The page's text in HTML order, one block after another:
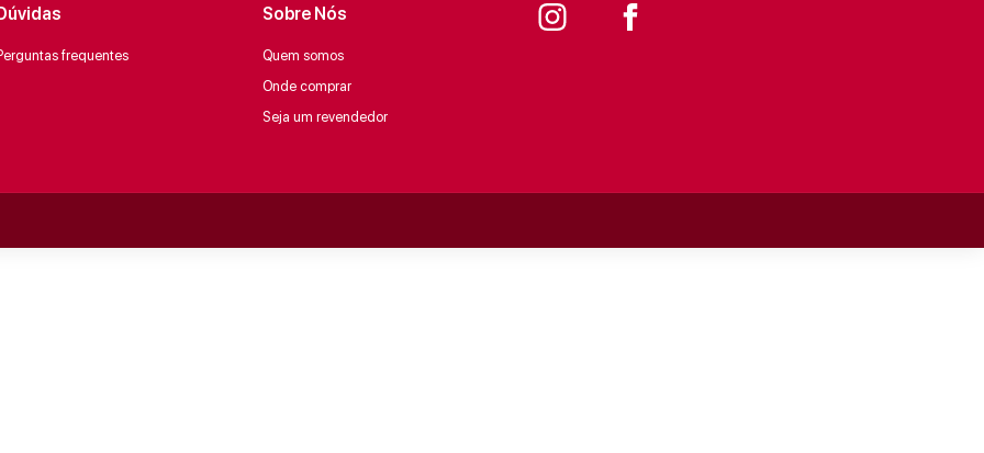
frequentes
Sobre Nós
Quem somos
Onde comprar
Seja um revendedor